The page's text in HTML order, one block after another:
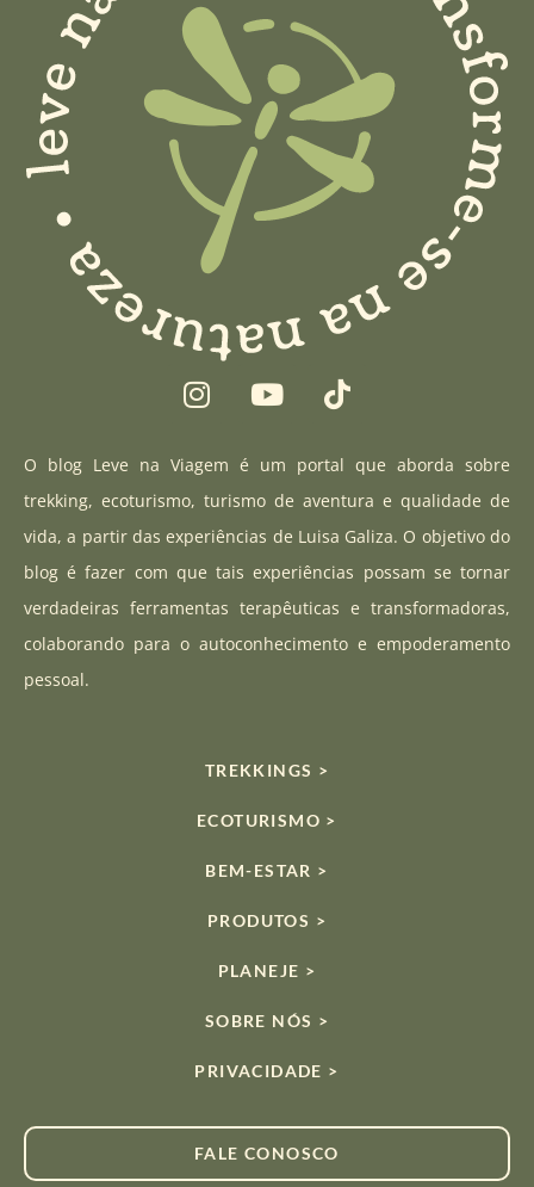
I
n
t
a
g
a
m
Y
o
t
u
b
T
i
t
o
k
O blog Leve na Viagem é um portal que aborda sobre
trekking, ecoturismo, turismo de aventura e qualidade de
vida, a partir das experiências de Luisa Galiza. O objetivo do
blog é fazer com que tais experiências possam se tornar
verdadeiras ferramentas terapêuticas e transformadoras,
colaborando para o autoconhecimento e empoderamento
pessoal.
TREKKINGS >
ECOTURISMO >
BEM-ESTAR >
PRODUTOS >
PLANEJE >
SOBRE NÓS >
PRIVACIDADE >
FALE CONOSCO